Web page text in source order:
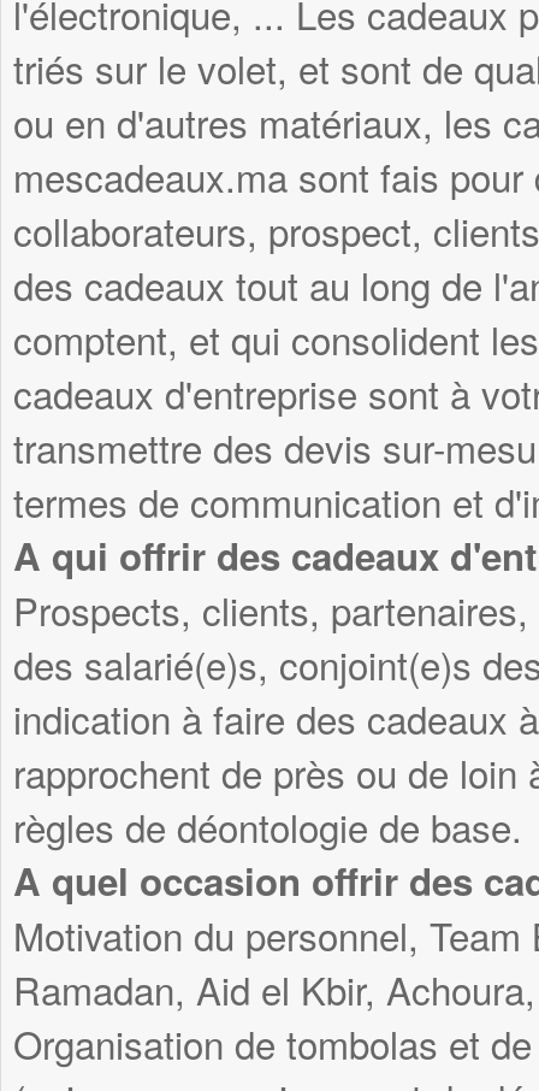
l'électronique, ... Les cadeaux
triés sur le volet, et sont de
ou en d'autres matériaux, les
mescadeaux.ma sont fais
collaborateurs, prospect,
des cadeaux tout au long de
comptent, et qui consolident
cadeaux d'entreprise sont à
transmettre des devis sur-
termes de communication et
A qui offrir des cadeaux
Prospects, clients,
des salarié(e)s, conjoint(e)s
indication à faire des cadeaux
rapprochent de près ou de
règles de déontologie de base.
A quel occasion offrir des
Motivation du personnel,
Ramadan, Aid el Kbir,
Organisation de tombolas et